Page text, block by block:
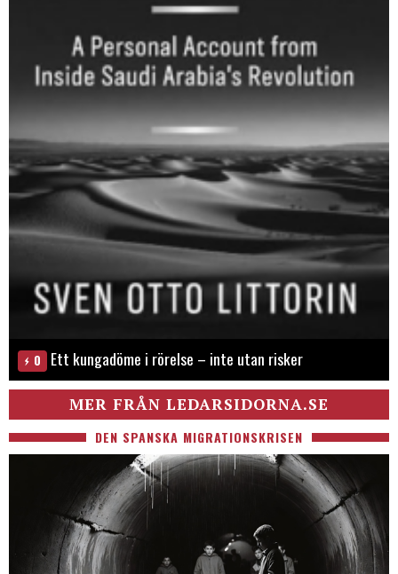
0 Ett kungadöme i rörelse – inte utan risker
MER FRÅN LEDARSIDORNA.SE
DEN SPANSKA MIGRATIONSKRISEN